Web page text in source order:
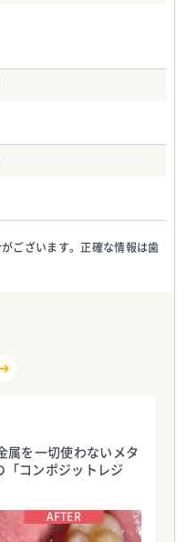
ございます。正確な情報は歯
属を一切使わないメタ
「コンポジットレジ